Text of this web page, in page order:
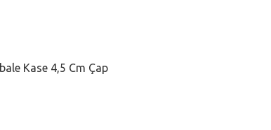
Kase 4,5 Cm Çap